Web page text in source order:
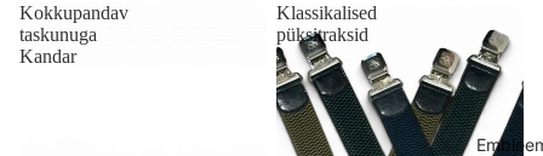
Kokkupandav
taskunuga
Kandar
Klassikalised
püksitraksid